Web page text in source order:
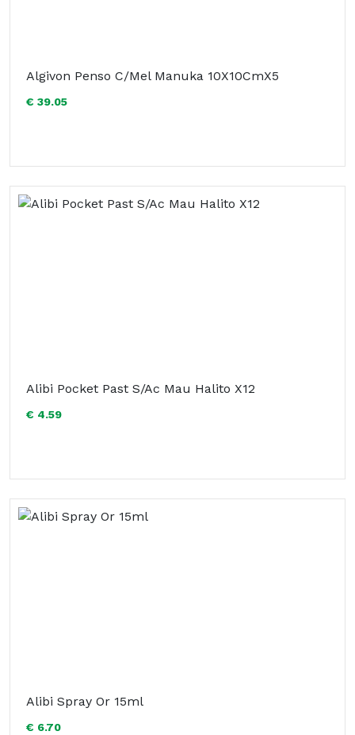
Algivon Penso C/Mel Manuka 10X10CmX5
€ 39.05
Alibi Pocket Past S/Ac Mau Halito X12
€ 4.59
Alibi Spray Or 15ml
€ 6.70